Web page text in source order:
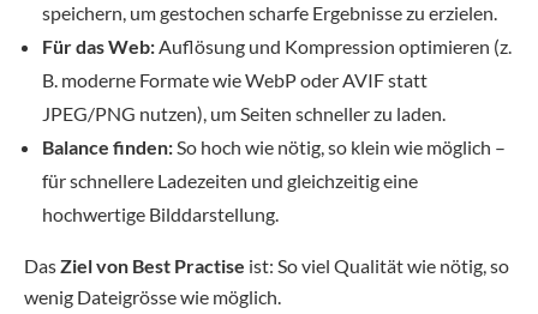
speichern, um gestochen scharfe Ergebnisse zu erzielen.
Für das Web:Auflösung und Kompression optimieren (z.
B. moderne Formate wie WebP oder AVIF statt
JPEG/PNG nutzen), um Seiten schneller zu laden.
Balance finden:So hoch wie nötig, so klein wie möglich –
für schnellere Ladezeiten und gleichzeitig eine
hochwertige Bilddarstellung.
DasZiel von Best Practise ist: So viel Qualität wie nötig, so
wenig Dateigrösse wie möglich.